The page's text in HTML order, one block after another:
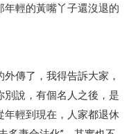
年輕的黃嘴丫子還沒退的
傳了，我得告訴大家，
說，有個名人之後，是
年輕到現在，人家都退休